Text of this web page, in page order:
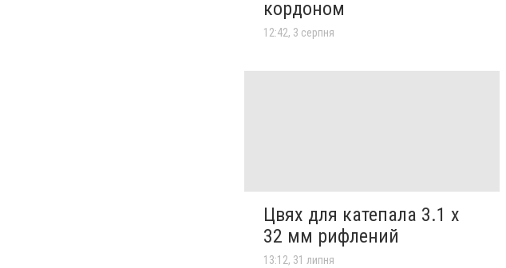
кордоном
12:42, 3 серпня
Цвях для катепала 3.1 х
32 мм рифлений
13:12, 31 липня